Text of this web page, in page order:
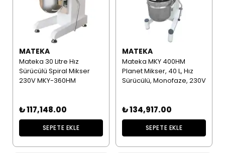
MATEKA
Mateka 30 Litre Hız
Sürücülü Spiral Mikser
230V MKY-360HM
₺ 117,148.00
SEPETE EKLE
MATEKA
Mateka MKY 400HM
Planet Mikser, 40 L, Hız
Sürücülü, Monofaze, 230V
₺ 134,917.00
SEPETE EKLE